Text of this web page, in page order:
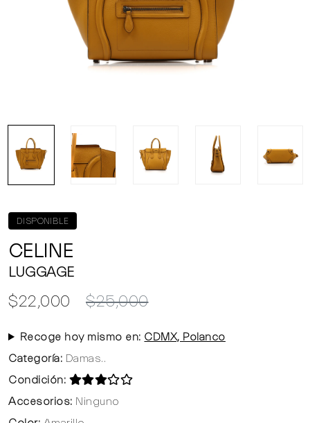
DISPONIBLE
CELINE
LUGGAGE
$22,000 $25,000
Recoge hoy mismo en: CDMX, Polanco
Categoría: Damas..
Condición:
Accesorios: Ninguno